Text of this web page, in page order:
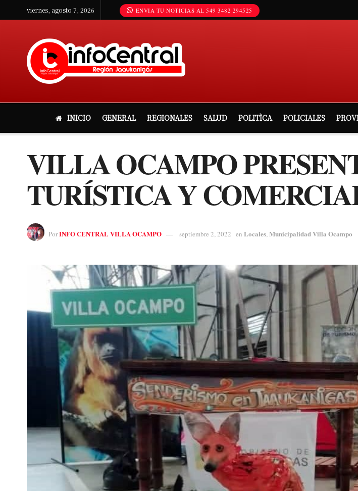
viernes, agosto 7, 2026 ENVIA TU NOTICIAS AL 549 3482 294525
INICIO GENERAL REGIONALES SALUD POLITÌCA POLICIALES
VILLA OCAMPO
TURÍSTICA Y
PorINFO CENTRAL VILLA OCAMPO septiembre 2, 2022 en Locales,Municipalidad Villa Ocampo